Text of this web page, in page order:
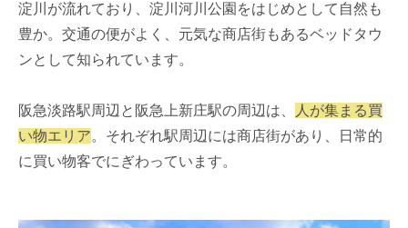
淀川が流れており、淀川河川公園をはじめとして自然も
豊か。交通の便がよく、元気な商店街もあるベッドタウ
ンとして知られています。
阪急淡路駅周辺と阪急上新庄駅の周辺は、
人が集まる買
い物エリア。それぞれ駅周辺には商店街があり、日常的
に買い物客でにぎわっています。